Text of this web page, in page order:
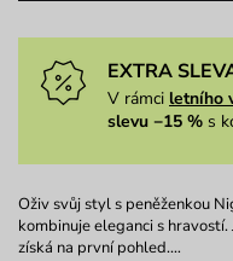
EXTRA
V rámci letního
slevu −15 % s
Oživ svůj styl s peněženkou
kombinuje eleganci s
získá na první pohled.…